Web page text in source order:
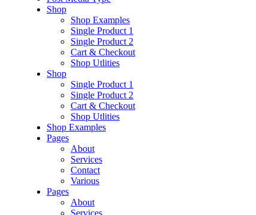
Shop
Shop Examples
Single Product 1
Single Product 2
Cart & Checkout
Shop Utlities
Shop
Single Product 1
Single Product 2
Cart & Checkout
Shop Utlities
Shop Examples
Pages
About
Services
Contact
Various
Pages
About
Services